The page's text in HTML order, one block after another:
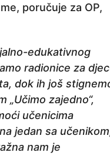
poručuje za OP,
edukativnog
radionice za
dok ih još
„Učimo zajedno“,
učenicima
jedan sa
nam je